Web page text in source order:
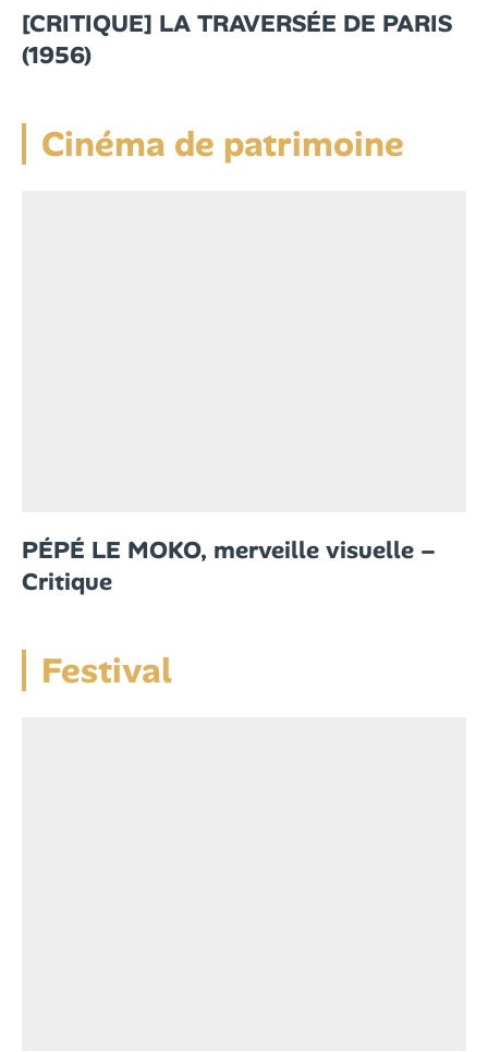
[CRITIQUE] LA TRAVERSÉE DE PARIS
(1956)
Cinéma de patrimoine
PÉPÉ LE MOKO, merveille visuelle –
Critique
Festival